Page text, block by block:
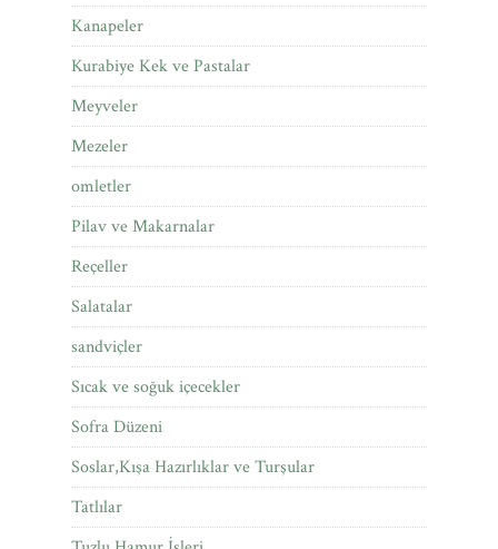
Kanapeler
Kurabiye Kek ve Pastalar
Meyveler
Mezeler
omletler
Pilav ve Makarnalar
Reçeller
Salatalar
sandviçler
Sıcak ve soğuk içecekler
Sofra Düzeni
Soslar,Kışa Hazırlıklar ve Turşular
Tatlılar